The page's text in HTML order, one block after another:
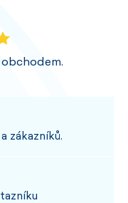
zákazníků.